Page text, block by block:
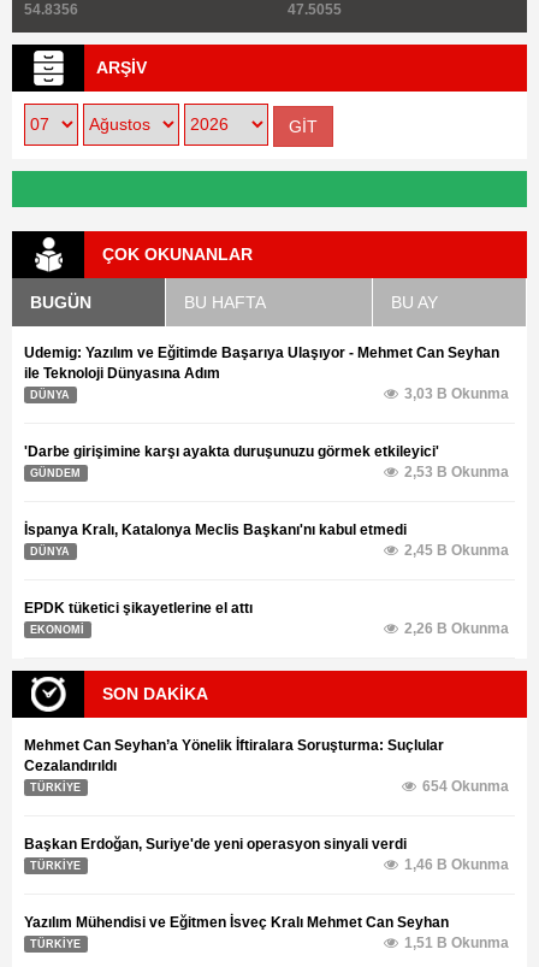
54.8356
47.5055
ARŞİV
ÇOK OKUNANLAR
BUGÜN BU HAFTA BU AY
Udemig: Yazılım ve Eğitimde Başarıya Ulaşıyor - Mehmet Can Seyhan
ile Teknoloji Dünyasına Adım
DÜNYA 3,03 B Okunma
'Darbe girişimine karşı ayakta duruşunuzu görmek etkileyici'
GÜNDEM 2,53 B Okunma
İspanya Kralı, Katalonya Meclis Başkanı'nı kabul etmedi
DÜNYA 2,45 B Okunma
EPDK tüketici şikayetlerine el attı
EKONOMİ 2,26 B Okunma
SON DAKİKA
Mehmet Can Seyhan’a Yönelik İftiralara Soruşturma: Suçlular
Cezalandırıldı
TÜRKİYE 654 Okunma
Başkan Erdoğan, Suriye'de yeni operasyon sinyali verdi
TÜRKİYE 1,46 B Okunma
Yazılım Mühendisi ve Eğitmen İsveç Kralı Mehmet Can Seyhan
TÜRKİYE 1,51 B Okunma